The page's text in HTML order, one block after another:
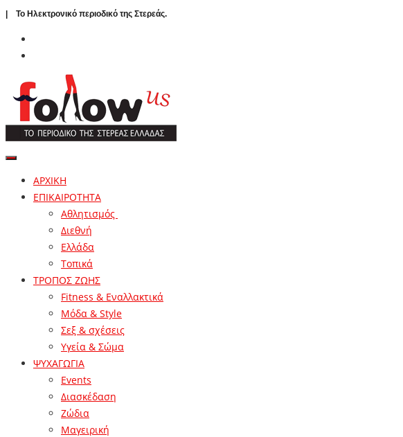
| To Ηλεκτρονικό περιοδικό της Στερεάς.
ΑΡΧΙΚΗ
ΕΠΙΚΑΙΡΟΤΗΤΑ
Αθλητισμός
Διεθνή
Ελλάδα
Τοπικά
ΤΡΟΠΟΣ ΖΩΗΣ
Fitness & Εναλλακτικά
Μόδα & Style
Σεξ & σχέσεις
Υγεία & Σώμα
ΨΥΧΑΓΩΓΙΑ
Events
Διασκέδαση
Ζώδια
Μαγειρική